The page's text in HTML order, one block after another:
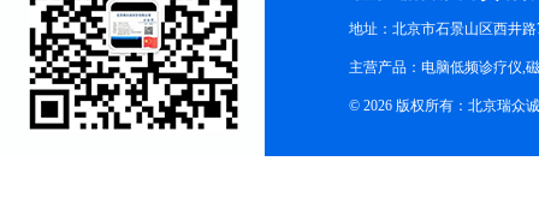
地址：北京市石景山区西井路
主营产品：电脑低频诊疗仪,
© 2026 版权所有：北京瑞众